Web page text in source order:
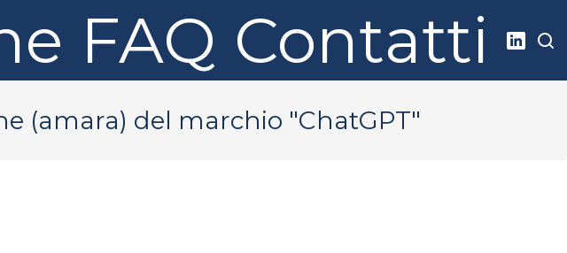
FAQ Contatti
(amara) del marchio "ChatGPT"